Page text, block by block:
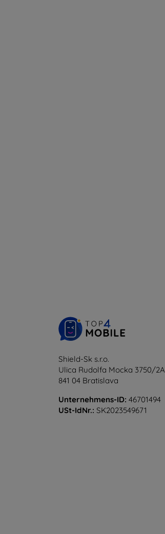
Shield-Sk s.r.o.
Ulica Rudolfa Mocka 3750/2A
841 04 Bratislava
Unternehmens-ID: 46701494
USt-IdNr.: SK2023549671